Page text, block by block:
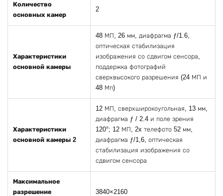
Количество
основных камер
2
Характеристики
основной камеры
48 МП, 26 мм, диафрагма ƒ/1.6,
оптическая стабилизация
изображения со сдвигом сенсора,
поддержка фотографий
сверхвысокого разрешения (24 МП и
48 Мп)
Характеристики
основной камеры 2
12 МП, сверхширокоугольная, 13 мм,
диафрагма ƒ / 2.4 и поле зрения
120°; 12 МП, 2x телефото 52 мм,
диафрагма ƒ/1,6, оптическая
стабилизация изображения со
сдвигом сенсора
Максимальное
разрешение
3840×2160